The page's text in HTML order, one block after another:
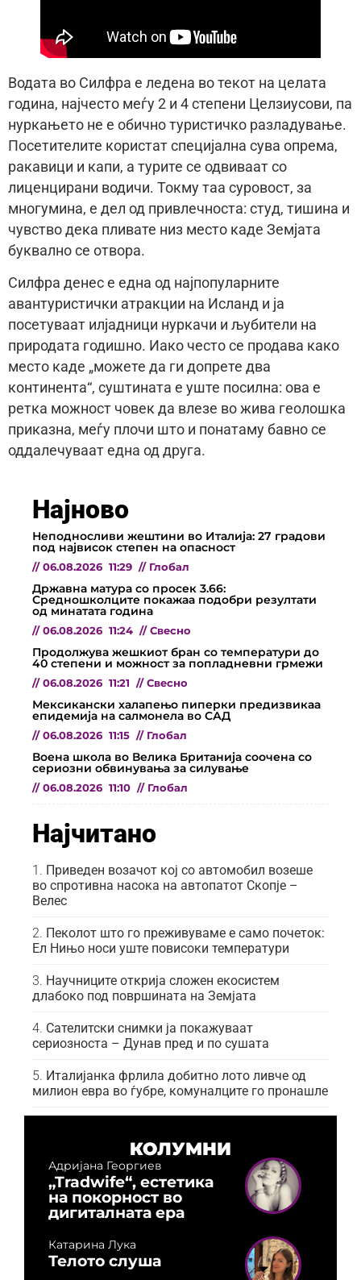
Водата во Силфра е ледена во текот на целата
година, најчесто меѓу 2 и 4 степени Целзиусови, па
нуркањето не е обично туристичко разладување.
Посетителите користат специјална сува опрема,
ракавици и капи, а турите се одвиваат со
лиценцирани водичи. Токму таа суровост, за
многумина, е дел од привлечноста: студ, тишина и
чувство дека пливате низ место каде Земјата
буквално се отвора.
Силфра денес е една од најпопуларните
авантуристички атракции на Исланд и ја
посетуваат илјадници нуркачи и љубители на
природата годишно. Иако често се продава како
место каде „можете да ги допрете два
континента“, суштината е уште посилна: ова е
ретка можност човек да влезе во жива геолошка
приказна, меѓу плочи што и понатаму бавно се
оддалечуваат една од друга.
Најново
Неподносливи жештини во Италија: 27 градови
под највисок степен на опасност
// 06.08.2026 11:29 // Глобал
Државна матура со просек 3.66:
Средношколците покажаа подобри резултати
од минатата година
// 06.08.2026 11:24 // Свесно
Продолжува жешкиот бран со температури до
40 степени и можност за попладневни грмежи
// 06.08.2026 11:21 // Свесно
Мексикански халапењо пиперки предизвикаа
епидемија на салмонела во САД
// 06.08.2026 11:15 // Глобал
Воена школа во Велика Британија соочена со
сериозни обвинувања за силување
// 06.08.2026 11:10 // Глобал
Најчитано
Приведен возачот кој со автомобил возеше
во спротивна насока на автопатот Скопје –
Велес
Пеколот што го преживуваме е само почеток:
Ел Нињо носи уште повисоки температури
Научниците открија сложен екосистем
длабоко под површината на Земјата
Сателитски снимки ја покажуваат
сериозноста – Дунав пред и по сушата
Италијанка фрлила добитно лото ливче од
милион евра во ѓубре, комуналците го пронашле
КОЛУМНИ
Адријана Георгиев
„Tradwife“, естетика
на покорност во
дигиталната ера
Катарина Лука
Телото слуша